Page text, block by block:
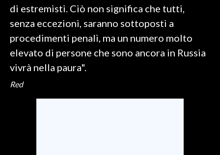
di estremisti. Ciò non significa che tutti,
senza eccezioni, saranno sottoposti a
procedimenti penali, ma un numero molto
elevato di persone che sono ancora in Russia
vivrà nella paura".
Red